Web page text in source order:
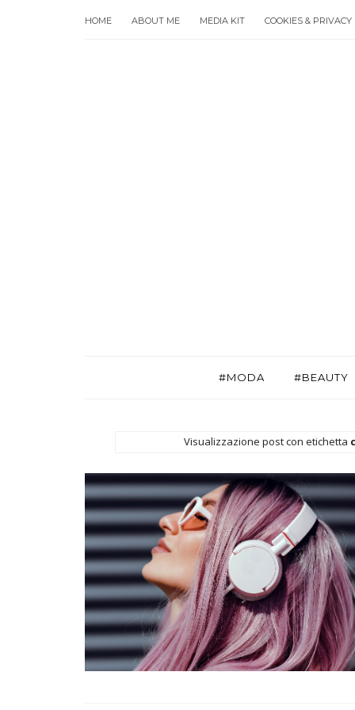
HOME ABOUT ME MEDIA KIT COOKIES & PRIVACY
#MODA #BEAUTY
Visualizzazione post con etichetta